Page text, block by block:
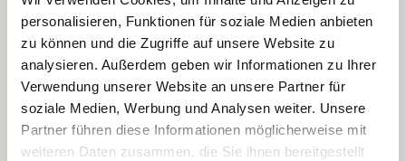
personalisieren, Funktionen für soziale Medien anbieten
zu können und die Zugriffe auf unsere Website zu
analysieren. Außerdem geben wir Informationen zu Ihrer
Verwendung unserer Website an unsere Partner für
soziale Medien, Werbung und Analysen weiter. Unsere
Partner führen diese Informationen möglicherweise mit
weiteren Daten zusammen, die Sie ihnen bereitgestellt
ausschließlich zum Zweck der Durchführung der Kontaktanfrage
verarbeitet, auf IT- Systemen der Garitz Bewirtschaftungsbetriebe
GmbH, Heinrich-von-Kleist-Straße 2, 97688 Bad Kissingen
(Betreiber) gespeichert und an die für das Stellenangebot
verantwortliche Stelle zur Kontaktaufnahme weitergegeben
werden.
Diese Einwilligungserklärung kann ich jederzeit gegenüber dem